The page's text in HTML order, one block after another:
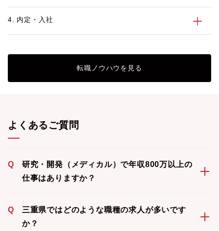
4. 内定・入社
転職ノウハウを見る
よくあるご質問
Q
研究・開発（メディカル）で年収800万以上の
仕事はありますか？
Q
三重県ではどのような職種の求人が多いです
か？